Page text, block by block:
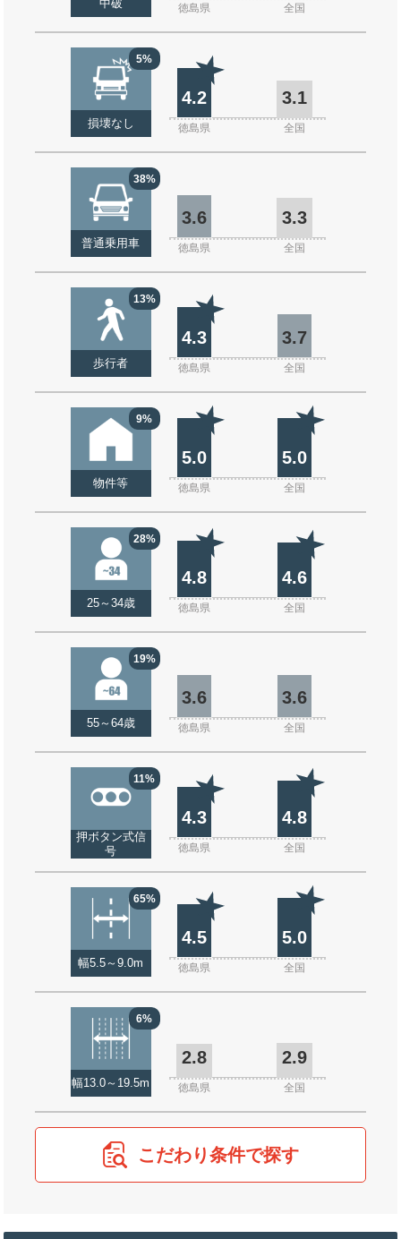
中破 徳島県 全国
5%
損壊なし
4.2 3.1
徳島県 全国
38%
普通乗用車
3.6 3.3
徳島県 全国
13%
歩行者
4.3 3.7
徳島県 全国
9%
物件等
5.0 5.0
徳島県 全国
28%
25～34歳
4.8 4.6
徳島県 全国
19%
55～64歳
3.6 3.6
徳島県 全国
11%
押ボタン式信
号
4.3 4.8
徳島県 全国
65%
幅5.5～9.0m
4.5 5.0
徳島県 全国
6%
幅13.0～19.5m
2.8 2.9
徳島県 全国
こだわり条件で探す